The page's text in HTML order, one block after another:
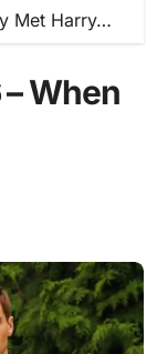
Met Harry…
When